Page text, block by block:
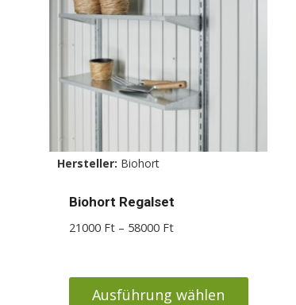
Die
Optionen
können
auf
Produktseite
gewählt
werden
Hersteller: Biohort
Biohort Regalset
21000 Ft – 58000 FtPreisspanne:
58000 Ft
Ausführung wählen